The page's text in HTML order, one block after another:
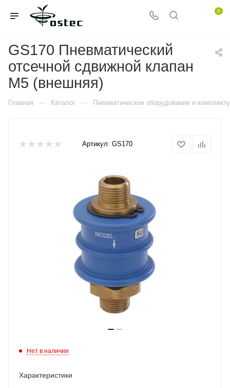
0
GS170 Пневматический
отсечной сдвижной клапан
M5 (внешняя)
Главная — Каталог — Пневматическое оборудование и
Артикул: GS170
Нет в наличии
Характеристики